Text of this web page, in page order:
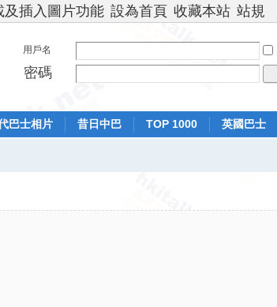
及插入圖片功能 設為首頁 收藏本站 站規
用戶名
密碼
巴士相片 昔日中巴 TOP 1000
英國巴士